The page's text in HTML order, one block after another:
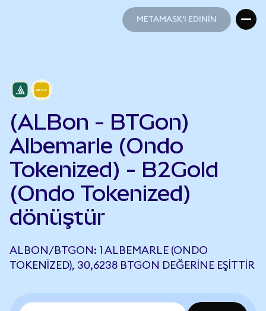
METAMASK'I EDİNİN
(ALBon - BTGon)
Albemarle (Ondo
Tokenized) - B2Gold
(Ondo Tokenized)
dönüştür
ALBON/BTGON: 1 ALBEMARLE (ONDO
TOKENIZED), 30,6238 BTGON DEĞERINE EŞITTIR